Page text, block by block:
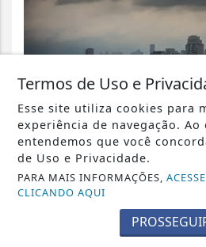
CIDADES
Ciclone: veja regiões
ventos fortes no
saiba...
Saiba
Termos de Uso e
Esse site utiliza cookies para
experiência de navegação.
entendemos que você
de Uso e Privacidade.
PARA MAIS INFORMAÇÕES,
CLICANDO AQUI